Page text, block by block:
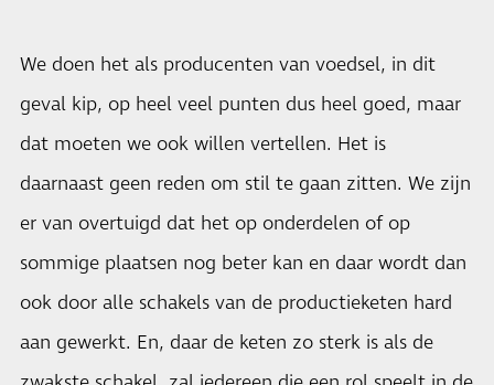
We doen het als producenten van voedsel, in dit
geval kip, op heel veel punten dus heel goed, maar
dat moeten we ook willen vertellen. Het is
daarnaast geen reden om stil te gaan zitten. We zijn
er van overtuigd dat het op onderdelen of op
sommige plaatsen nog beter kan en daar wordt dan
ook door alle schakels van de productieketen hard
aan gewerkt. En, daar de keten zo sterk is als de